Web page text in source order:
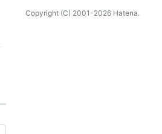
Copyright (C) 2001-2026 Hatena.